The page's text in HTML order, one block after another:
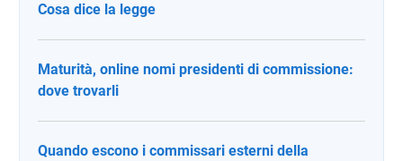
Cosa dice la legge
Maturità, online nomi presidenti di commissione:
dove trovarli
Quando escono i commissari esterni della